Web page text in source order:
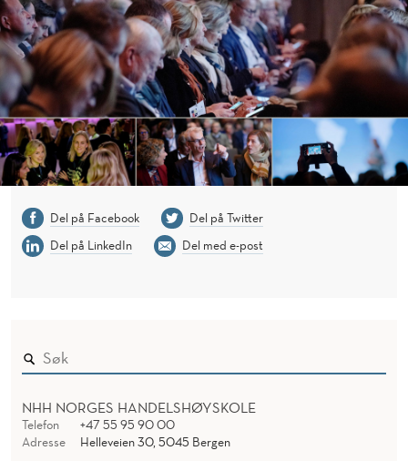
Del på Facebook
Del på Twitter
Del på LinkedIn
Del med e-post
NHH NORGES HANDELSHØYSKOLE
Telefon
+47 55 95 90 00
Adresse
Helleveien 30, 5045 Bergen